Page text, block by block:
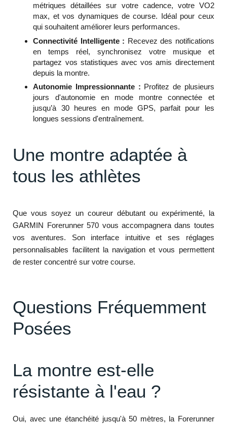
métriques détaillées sur votre cadence, votre VO2
max, et vos dynamiques de course. Idéal pour ceux
qui souhaitent améliorer leurs performances.
Connectivité Intelligente : Recevez des notifications
en temps réel, synchronisez votre musique et
partagez vos statistiques avec vos amis directement
depuis la montre.
Autonomie Impressionnante : Profitez de plusieurs
jours d'autonomie en mode montre connectée et
jusqu’à 30 heures en mode GPS, parfait pour les
longues sessions d'entraînement.
Une montre adaptée à
tous les athlètes
Que vous soyez un coureur débutant ou expérimenté, la
GARMIN Forerunner 570 vous accompagnera dans toutes
vos aventures. Son interface intuitive et ses réglages
personnalisables facilitent la navigation et vous permettent
de rester concentré sur votre course.
Questions Fréquemment
Posées
La montre est-elle
résistante à l'eau ?
Oui, avec une étanchéité jusqu'à 50 mètres, la Forerunner